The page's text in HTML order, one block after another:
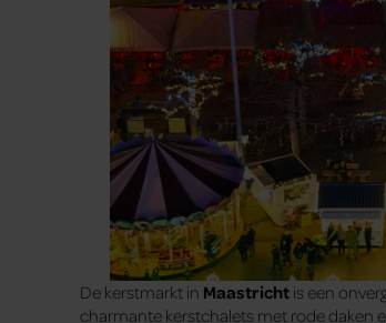
De kerstmarkt in Maastricht is een
charmante kerstchalets met rode daken